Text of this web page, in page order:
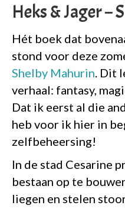
Heks & Jager –
Hét boek dat
stond voor deze
Shelby Mahurin. Dit
verhaal: fantasy,
Dat ik eerst al die
heb voor ik hier in
zelfbeheersing!
In de stad Cesarine
bestaan op te
liegen en stelen